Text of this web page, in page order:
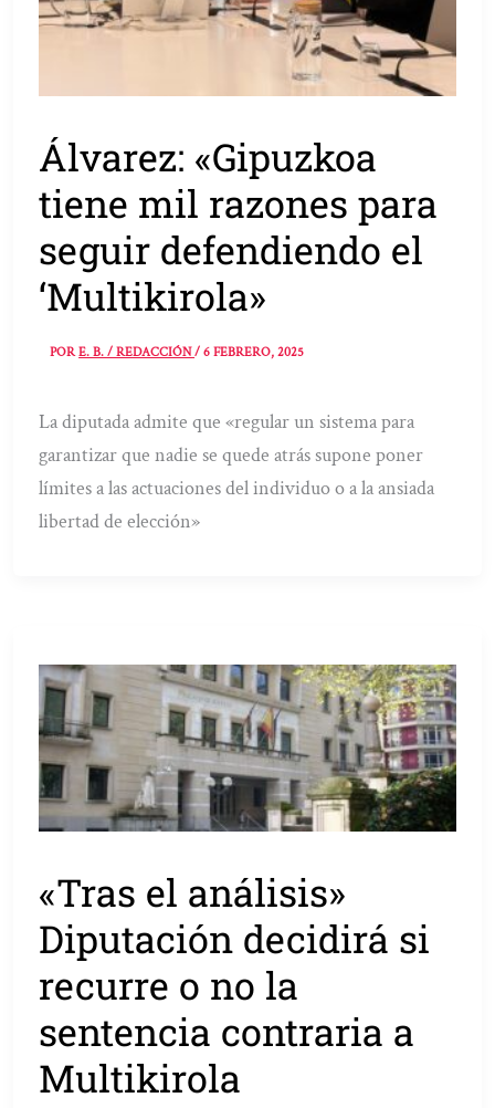
Álvarez: «Gipuzkoa
tiene mil razones para
seguir defendiendo el
‘Multikirola»
PORE. B. / REDACCIÓN/6 FEBRERO, 2025
La diputada admite que «regular un sistema para
garantizar que nadie se quede atrás supone poner
límites a las actuaciones del individuo o a la ansiada
libertad de elección»
«Tras el análisis»
Diputación decidirá si
recurre o no la
sentencia contraria a
Multikirola